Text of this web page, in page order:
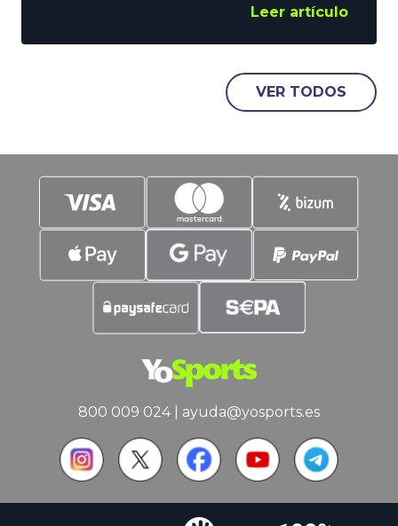
voces que abogan por su desaparición.
Consolación. Sin embargo, sigue
vigente y, no nos confundamos, estos
duelos suelen dejar espectáculo, y
goles. Es justo en estos parámetros en
Leer artículo
VER TODOS
800 009 024| ayuda@yosports.es